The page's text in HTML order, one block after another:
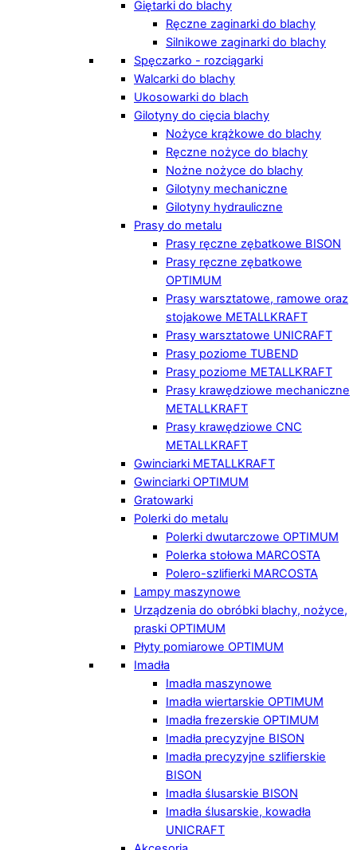
Giętarki do blachy
Ręczne zaginarki do blachy
Silnikowe zaginarki do blachy
Spęczarko - rozciągarki
Walcarki do blachy
Ukosowarki do blach
Gilotyny do cięcia blachy
Nożyce krążkowe do blachy
Ręczne nożyce do blachy
Nożne nożyce do blachy
Gilotyny mechaniczne
Gilotyny hydrauliczne
Prasy do metalu
Prasy ręczne zębatkowe BISON
Prasy ręczne zębatkowe
OPTIMUM
Prasy warsztatowe, ramowe oraz
stojakowe METALLKRAFT
Prasy warsztatowe UNICRAFT
Prasy poziome TUBEND
Prasy poziome METALLKRAFT
Prasy krawędziowe mechaniczne
METALLKRAFT
Prasy krawędziowe CNC
METALLKRAFT
Gwinciarki METALLKRAFT
Gwinciarki OPTIMUM
Gratowarki
Polerki do metalu
Polerki dwutarczowe OPTIMUM
Polerka stołowa MARCOSTA
Polero-szlifierki MARCOSTA
Lampy maszynowe
Urządzenia do obróbki blachy, nożyce,
praski OPTIMUM
Płyty pomiarowe OPTIMUM
Imadła
Imadła maszynowe
Imadła wiertarskie OPTIMUM
Imadła frezerskie OPTIMUM
Imadła precyzyjne BISON
Imadła precyzyjne szlifierskie
BISON
Imadła ślusarskie BISON
Imadła ślusarskie, kowadła
UNICRAFT